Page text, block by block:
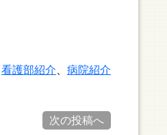
看護部紹介 病院紹介
次の投稿へ